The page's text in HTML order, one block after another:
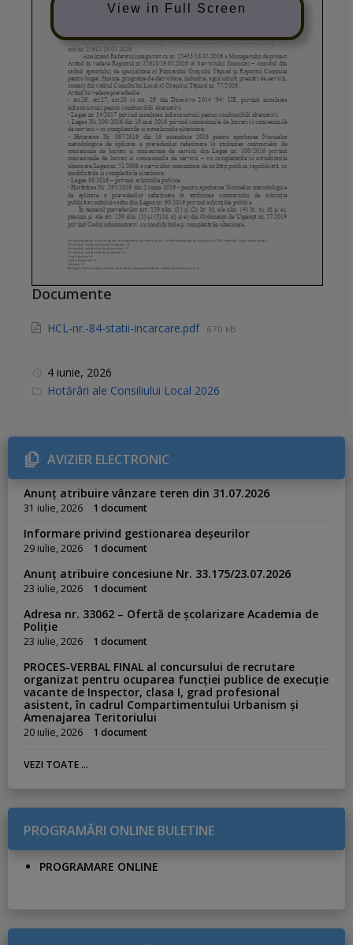
View in Full Screen
Documente
HCL-nr.-84-statii-incarcare.pdf 670 kB
4 iunie, 2026
C
r
i
e
s
Hotărâri ale Consiliului Local 2026
AVIZIER ELECTRONIC
Anunț atribuire vânzare teren din 31.07.2026
31 iulie, 2026 1 document
Informare privind gestionarea deșeurilor
29 iulie, 2026 1 document
Anunț atribuire concesiune Nr. 33.175/23.07.2026
23 iulie, 2026 1 document
Adresa nr. 33062 – Ofertă de școlarizare Academia de
Poliție
23 iulie, 2026 1 document
PROCES-VERBAL FINAL al concursului de recrutare
organizat pentru ocuparea funcției publice de execuție
vacante de Inspector, clasa I, grad profesional
asistent, în cadrul Compartimentului Urbanism și
Amenajarea Teritoriului
20 iulie, 2026 1 document
VEZI TOATE ...
PROGRAMĂRI ONLINE BULETINE
PROGRAMARE ONLINE